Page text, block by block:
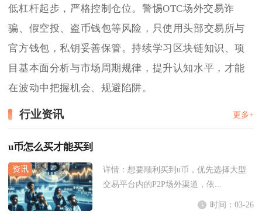
低杠杆起步，严格控制仓位。警惕OTC场外交易诈
骗、假空投、盗币钱包等风险，只使用头部交易所与
官方钱包，私钥妥善保管。持续学习区块链知识、项
目基本面分析与市场周期规律，提升认知水平，才能
在波动中把握机会、规避陷阱。
行业资讯 更多+
u币怎么买才能买到
详情： 想要顺利买到u币，优先选择大型
交易平台内的P2P场外渠道，依...
时间：03-26